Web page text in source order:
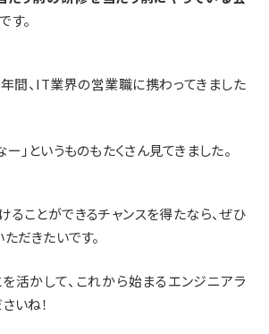
です。
年間、 IT業界の営業職に携わってきました
」というものもたくさん見てきました。
ることができるチャンスを得たなら、ぜひ
だきたいです。
活かして、これから始まるエンジニアラ
いね！